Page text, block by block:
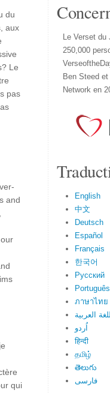
du
aux
Le
pas
and
qui
Le Verset
250,000
Ben Steed
Network en
English
中文
Deutsch
Español
Français
한국어
Русский
Português
ภาษาไทย
العربية
اُردو
हिन्दी
தமிழ்
తెలుగు
فارسی